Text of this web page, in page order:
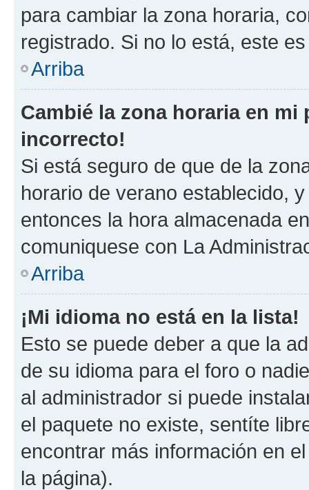
para cambiar la zona horaria,
registrado. Si no lo está, este
Arriba
Cambié la zona horaria en
incorrecto!
Si está seguro de que de la
horario de verano establecido,
entonces la hora almacenada
comuniquese con La
Arriba
¡Mi idioma no está en la lista!
Esto se puede deber a que la
de su idioma para el foro o
al administrador si puede
el paquete no existe, sentíte
encontrar más información en
la página).